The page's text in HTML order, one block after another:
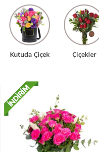
Kutuda Çiçek Çiçekler